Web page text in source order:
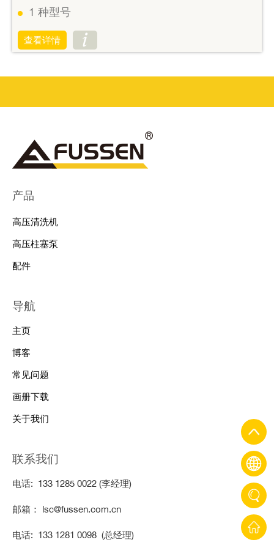
1 种型号
查看详情
产品
高压清洗机
高压柱塞泵
配件
导航
主页
博客
常见问题
画册下载
关于我们
联系我们
电话: 133 1285 0022 (李经理)
邮箱： lsc@fussen.com.cn
电话: 133 1281 0098 (总经理)